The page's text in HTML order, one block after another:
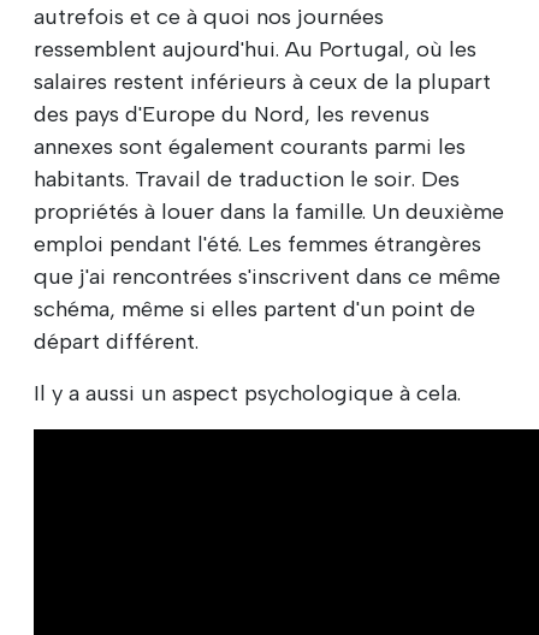
autrefois et ce à quoi nos journées
ressemblent aujourd'hui. Au Portugal, où les
salaires restent inférieurs à ceux de la plupart
des pays d'Europe du Nord, les revenus
annexes sont également courants parmi les
habitants. Travail de traduction le soir. Des
propriétés à louer dans la famille. Un deuxième
emploi pendant l'été. Les femmes étrangères
que j'ai rencontrées s'inscrivent dans ce même
schéma, même si elles partent d'un point de
départ différent.
Il y a aussi un aspect psychologique à cela.